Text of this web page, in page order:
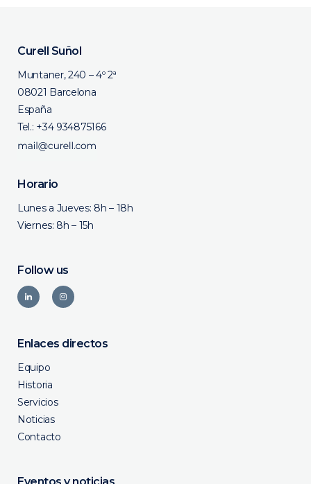
Curell Suñol
Muntaner, 240 – 4º 2ª
08021 Barcelona
España
Tel.: +34 934875166
Horario
Lunes a Jueves: 8h – 18h
Viernes: 8h – 15h
Follow us
Enlaces directos
Equipo
Historia
Servicios
Noticias
Contacto